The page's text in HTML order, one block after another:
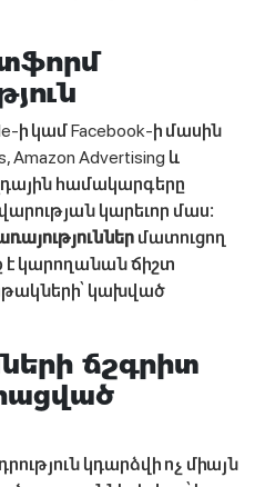
ի կամ Facebook-ի մասին
Amazon Advertising և
համակարգերը
կարեւոր մաս։
մատուցող
է կարողանան ճիշտ
կախված
ճշգրիտ
կդարձվի ոչ միայն